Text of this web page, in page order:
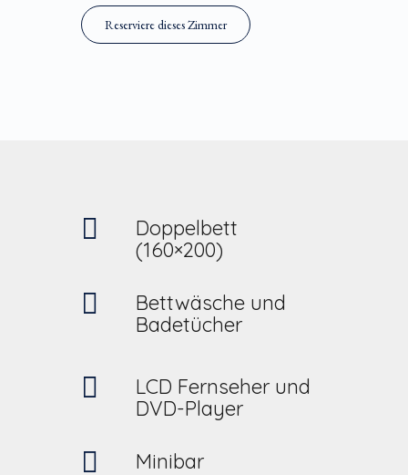
Reserviere dieses Zimmer
Doppelbett
(160×200)
Bettwäsche und
Badetücher
LCD Fernseher und
DVD-Player
Minibar